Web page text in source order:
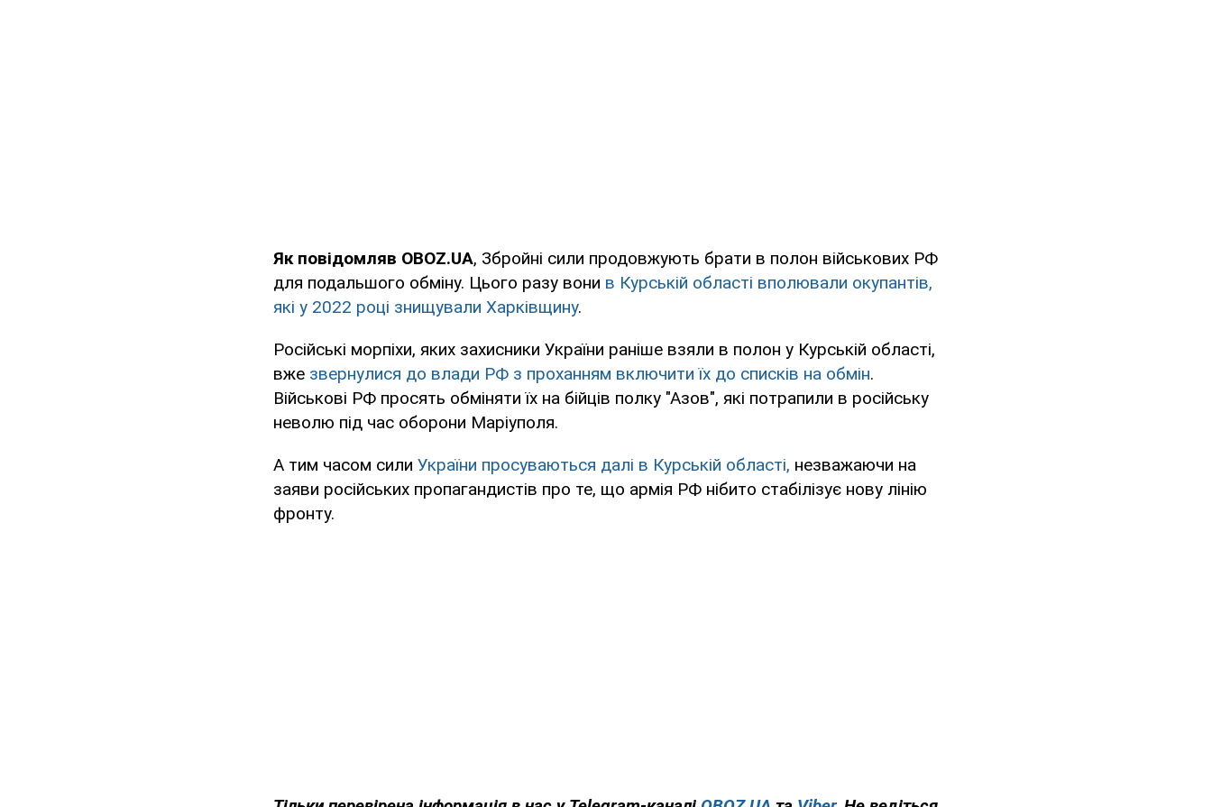
Як повідомляв OBOZ.UA, Збройні сили продовжують брати в полон військових РФ
для подальшого обміну. Цього разу вони в Курській області вполювали окупантів,
які у 2022 році знищували Харківщину.
Російські морпіхи, яких захисники України раніше взяли в полон у Курській області,
вже звернулися до влади РФ з проханням включити їх до списків на обмін.
Військові РФ просять обміняти їх на бійців полку "Азов", які потрапили в російську
неволю під час оборони Маріуполя.
А тим часом сили України просуваються далі в Курській області, незважаючи на
заяви російських пропагандистів про те, що армія РФ нібито стабілізує нову лінію
фронту.